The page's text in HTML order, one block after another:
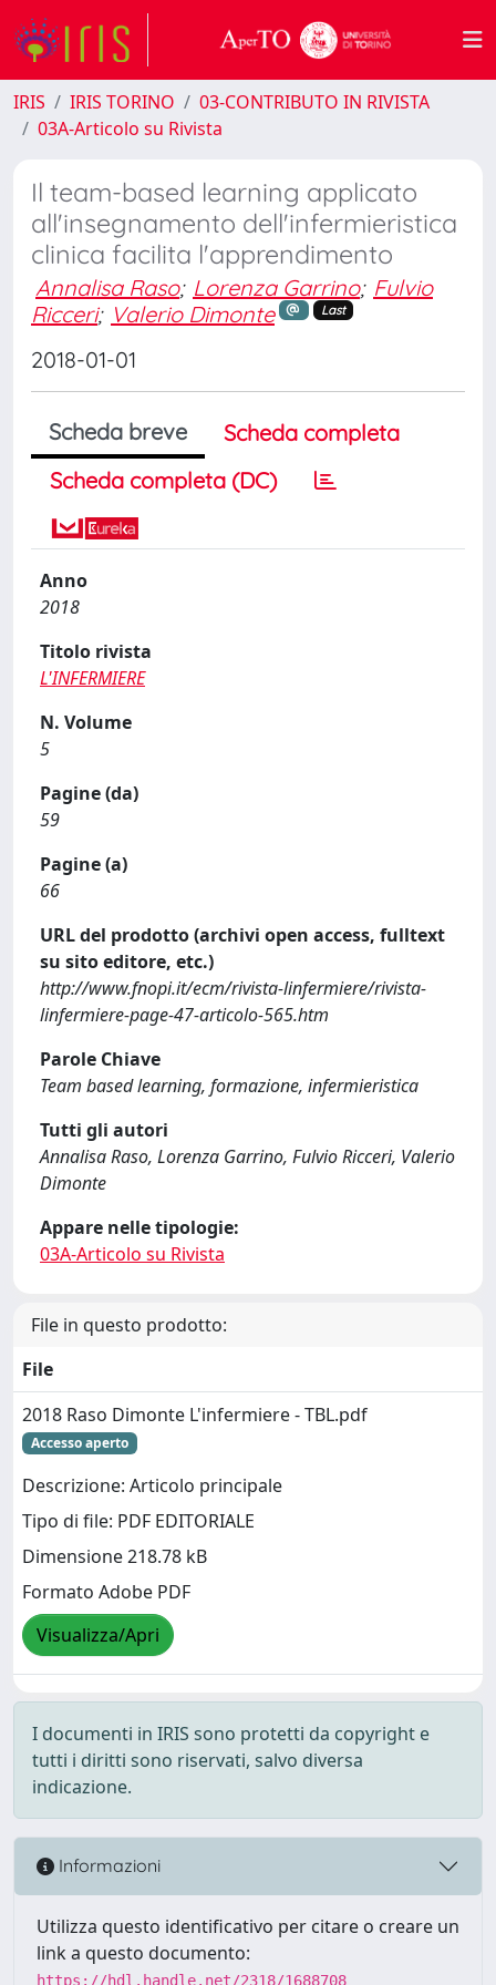
IRIS IRIS TORINO
03-CONTRIBUTO IN RIVISTA
03A-Articolo su Rivista
Il team-based learning applicato
all'insegnamento dell'infermieristica
clinica facilita l'apprendimento
Annalisa Raso; Lorenza Garrino; Fulvio
Ricceri; Valerio Dimonte Last
2018-01-01
Scheda breve
Scheda completa
Scheda completa (DC)
Anno
2018
Titolo rivista
L'INFERMIERE
N. Volume
5
Pagine (da)
59
Pagine (a)
66
URL del prodotto (archivi open access, fulltext
su sito editore, etc.)
http://www.fnopi.it/ecm/rivista-linfermiere/rivista-
linfermiere-page-47-articolo-565.htm
Parole Chiave
Team based learning, formazione, infermieristica
Tutti gli autori
Annalisa Raso, Lorenza Garrino, Fulvio Ricceri, Valerio
Dimonte
Appare nelle tipologie:
03A-Articolo su Rivista
File in questo prodotto:
File
2018 Raso Dimonte L'infermiere - TBL.pdf
Accesso aperto
Descrizione: Articolo principale
Tipo di file: PDF EDITORIALE
Dimensione 218.78 kB
Formato Adobe PDF
Visualizza/Apri
I documenti in IRIS sono protetti da copyright e
tutti i diritti sono riservati, salvo diversa
indicazione.
Informazioni
Utilizza questo identificativo per citare o creare un
link a questo documento:
https://hdl.handle.net/2318/1688708